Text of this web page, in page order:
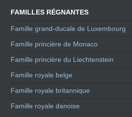
FAMILLES RÉGNANTES
Famille grand-ducale de Luxembourg
Famille princière de Monaco
Famille princière du Liechtenstein
Famille royale belge
Famille royale britannique
Famille royale danoise